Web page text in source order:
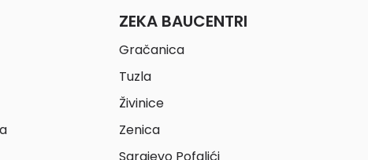
ZEKA BAUCENTRI
Gračanica
Tuzla
Živinice
Zenica
Sarajevo Pofalići